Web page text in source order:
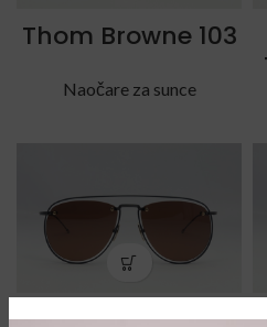
Thom Browne 103
Naočare za sunce